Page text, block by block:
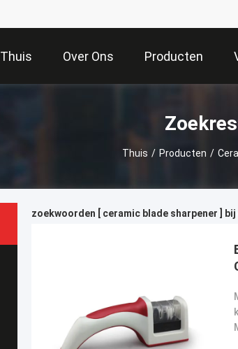
Thuis Over Ons Producten
Thuis / Producten /
zoekwoorden [ ceramic blade sharpener ]